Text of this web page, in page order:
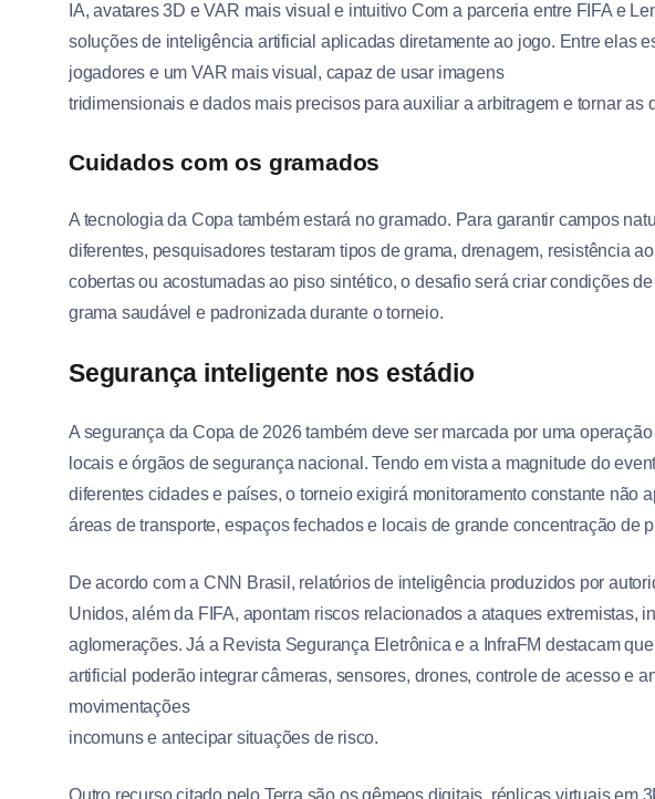
IA, avatares 3D e VAR mais visual e intuitivo Com a parceria entre FIFA e
soluções de inteligência artificial aplicadas diretamente ao jogo. Entre elas
jogadores e um VAR mais visual, capaz de usar imagens
tridimensionais e dados mais precisos para auxiliar a arbitragem e tornar as
Cuidados com os gramados
A tecnologia da Copa também estará no gramado. Para garantir campos
diferentes, pesquisadores testaram tipos de grama, drenagem, resistência
cobertas ou acostumadas ao piso sintético, o desafio será criar condições
grama saudável e padronizada durante o torneio.
Segurança inteligente nos estádio
A segurança da Copa de 2026 também deve ser marcada por uma
locais e órgãos de segurança nacional. Tendo em vista a magnitude do
diferentes cidades e países, o torneio exigirá monitoramento constante não
áreas de transporte, espaços fechados e locais de grande concentração de
De acordo com a CNN Brasil, relatórios de inteligência produzidos por
Unidos, além da FIFA, apontam riscos relacionados a ataques extremistas,
aglomerações. Já a Revista Segurança Eletrônica e a InfraFM destacam
artificial poderão integrar câmeras, sensores, drones, controle de acesso e
movimentações
incomuns e antecipar situações de risco.